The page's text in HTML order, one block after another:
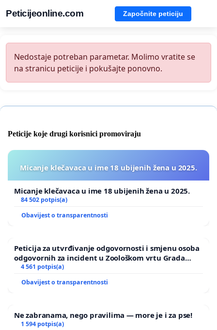
Peticijeonline.com Započnite peticiju
Nedostaje potreban parametar. Molimo vratite se
na stranicu peticije i pokušajte ponovno.
Peticije koje drugi korisnici promoviraju
Micanje klečavaca u ime 18 ubijenih žena u 2025.
Micanje klečavaca u ime 18 ubijenih žena u 2025.
84 502 potpis(a)
Obavijest o transparentnosti
Peticija za utvrđivanje odgovornosti i smjenu osoba
odgovornih za incident u Zoološkom vrtu Grada
Zagreba
4 561 potpis(a)
Obavijest o transparentnosti
Ne zabranama, nego pravilima — more je i za pse!
1 594 potpis(a)